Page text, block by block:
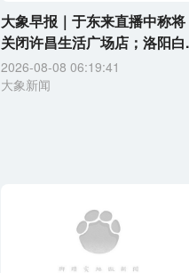
大象早报｜于东来直播中称将
关闭许昌生活广场店；洛阳白
2026-08-08 06:19:41
大象新闻